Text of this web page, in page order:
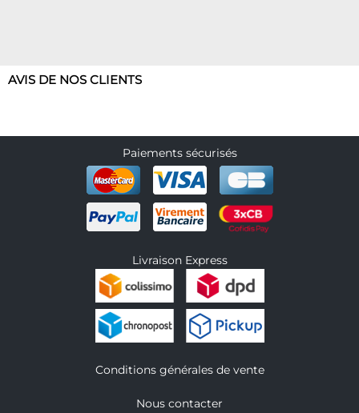
AVIS DE NOS CLIENTS
Paiements sécurisés
Livraison Express
Conditions générales de vente
Nous contacter